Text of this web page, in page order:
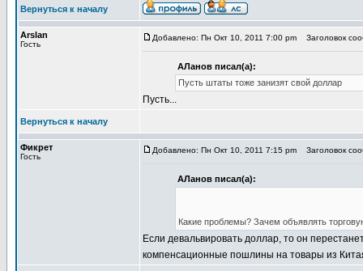
Вернуться к началу
Arslan
Гость
Добавлено: Пн Окт 10, 2011 7:00 pm Заголовок
АЛанов писал(а):
Пусть штаты тоже занизят свой доллар
Пусть...
Вернуться к началу
Фикрет
Гость
Добавлено: Пн Окт 10, 2011 7:15 pm Заголовок
АЛанов писал(а):
Какие проблемы? Зачем объявлять
Если девальвировать доллар, то он
компенсационные пошлины на товары из